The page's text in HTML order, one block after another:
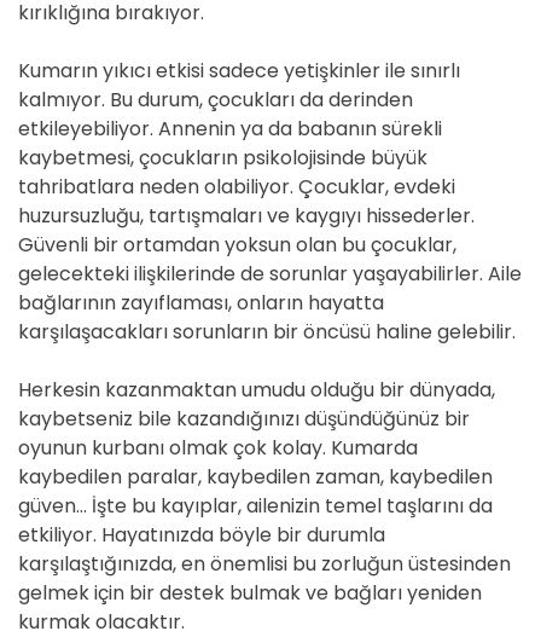
kırıklığına bırakıyor.
Kumarın yıkıcı etkisi sadece yetişkinler ile sınırlı
kalmıyor. Bu durum, çocukları da derinden
etkileyebiliyor. Annenin ya da babanın sürekli
kaybetmesi, çocukların psikolojisinde büyük
tahribatlara neden olabiliyor. Çocuklar, evdeki
huzursuzluğu, tartışmaları ve kaygıyı hissederler.
Güvenli bir ortamdan yoksun olan bu çocuklar,
gelecekteki ilişkilerinde de sorunlar yaşayabilirler. Aile
bağlarının zayıflaması, onların hayatta
karşılaşacakları sorunların bir öncüsü haline gelebilir.
Herkesin kazanmaktan umudu olduğu bir dünyada,
kaybetseniz bile kazandığınızı düşündüğünüz bir
oyunun kurbanı olmak çok kolay. Kumarda
kaybedilen paralar, kaybedilen zaman, kaybedilen
güven… İşte bu kayıplar, ailenizin temel taşlarını da
etkiliyor. Hayatınızda böyle bir durumla
karşılaştığınızda, en önemlisi bu zorluğun üstesinden
gelmek için bir destek bulmak ve bağları yeniden
kurmak olacaktır.